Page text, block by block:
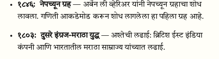
१८४६: नेपच्यून ग्रह — अर्बेन ली व्हेरिअर यांनी नेपच्यून ग्रहाचा शोध
लावला. गणिती आकडेमोड करून शोध लागलेला हा पहिला ग्रह आहे.
१८०३: दुसरे इंग्रज-मराठा युद्ध — अश्तेची लढाई: ब्रिटिश ईस्ट इंडिया
कंपनी आणि भारतातील मराठा साम्राज्य यांच्यात लढाई.